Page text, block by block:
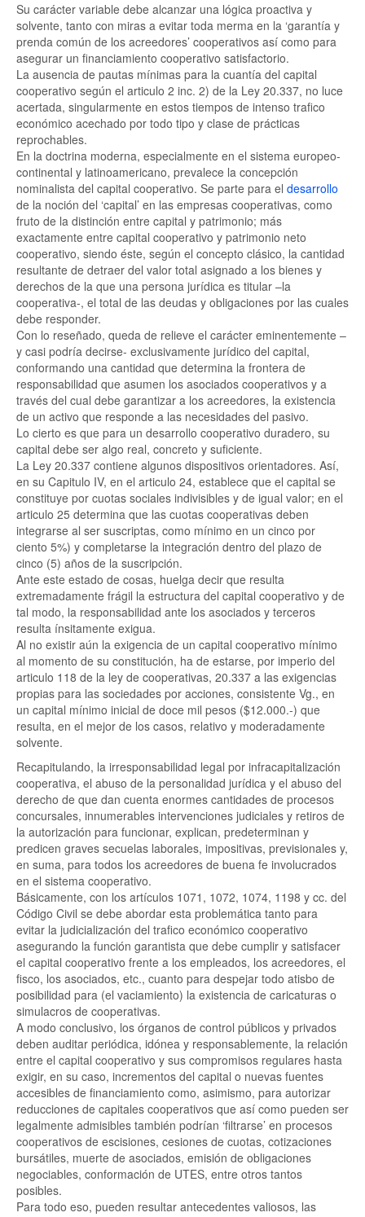
Su carácter variable debe alcanzar una lógica proactiva y
solvente, tanto con miras a evitar toda merma en la ‘garantía y
prenda común de los acreedores’ cooperativos así como para
asegurar un financiamiento cooperativo satisfactorio.
La ausencia de pautas mínimas para la cuantía del capital
cooperativo según el articulo 2 inc. 2) de la Ley 20.337, no luce
acertada, singularmente en estos tiempos de intenso trafico
económico acechado por todo tipo y clase de prácticas
reprochables.
En la doctrina moderna, especialmente en el sistema europeo-
continental y latinoamericano, prevalece la concepción
nominalista del capital cooperativo. Se parte para el desarrollo
de la noción del ‘capital’ en las empresas cooperativas, como
fruto de la distinción entre capital y patrimonio; más
exactamente entre capital cooperativo y patrimonio neto
cooperativo, siendo éste, según el concepto clásico, la cantidad
resultante de detraer del valor total asignado a los bienes y
derechos de la que una persona jurídica es titular –la
cooperativa-, el total de las deudas y obligaciones por las cuales
debe responder.
Con lo reseñado, queda de relieve el carácter eminentemente –
y casi podría decirse- exclusivamente jurídico del capital,
conformando una cantidad que determina la frontera de
responsabilidad que asumen los asociados cooperativos y a
través del cual debe garantizar a los acreedores, la existencia
de un activo que responde a las necesidades del pasivo.
Lo cierto es que para un desarrollo cooperativo duradero, su
capital debe ser algo real, concreto y suficiente.
La Ley 20.337 contiene algunos dispositivos orientadores. Así,
en su Capitulo IV, en el articulo 24, establece que el capital se
constituye por cuotas sociales indivisibles y de igual valor; en el
articulo 25 determina que las cuotas cooperativas deben
integrarse al ser suscriptas, como mínimo en un cinco por
ciento 5%) y completarse la integración dentro del plazo de
cinco (5) años de la suscripción.
Ante este estado de cosas, huelga decir que resulta
extremadamente frágil la estructura del capital cooperativo y de
tal modo, la responsabilidad ante los asociados y terceros
resulta ínsitamente exigua.
Al no existir aún la exigencia de un capital cooperativo mínimo
al momento de su constitución, ha de estarse, por imperio del
articulo 118 de la ley de cooperativas, 20.337 a las exigencias
propias para las sociedades por acciones, consistente Vg., en
un capital mínimo inicial de doce mil pesos ($12.000.-) que
resulta, en el mejor de los casos, relativo y moderadamente
solvente.
Recapitulando, la irresponsabilidad legal por infracapitalización
cooperativa, el abuso de la personalidad jurídica y el abuso del
derecho de que dan cuenta enormes cantidades de procesos
concursales, innumerables intervenciones judiciales y retiros de
la autorización para funcionar, explican, predeterminan y
predicen graves secuelas laborales, impositivas, previsionales y,
en suma, para todos los acreedores de buena fe involucrados
en el sistema cooperativo.
Básicamente, con los artículos 1071, 1072, 1074, 1198 y cc. del
Código Civil se debe abordar esta problemática tanto para
evitar la judicialización del trafico económico cooperativo
asegurando la función garantista que debe cumplir y satisfacer
el capital cooperativo frente a los empleados, los acreedores, el
fisco, los asociados, etc., cuanto para despejar todo atisbo de
posibilidad para (el vaciamiento) la existencia de caricaturas o
simulacros de cooperativas.
A modo conclusivo, los órganos de control públicos y privados
deben auditar periódica, idónea y responsablemente, la relación
entre el capital cooperativo y sus compromisos regulares hasta
exigir, en su caso, incrementos del capital o nuevas fuentes
accesibles de financiamiento como, asimismo, para autorizar
reducciones de capitales cooperativos que así como pueden ser
legalmente admisibles también podrían ‘filtrarse’ en procesos
cooperativos de escisiones, cesiones de cuotas, cotizaciones
bursátiles, muerte de asociados, emisión de obligaciones
negociables, conformación de UTES, entre otros tantos
posibles.
Para todo eso, pueden resultar antecedentes valiosos, las